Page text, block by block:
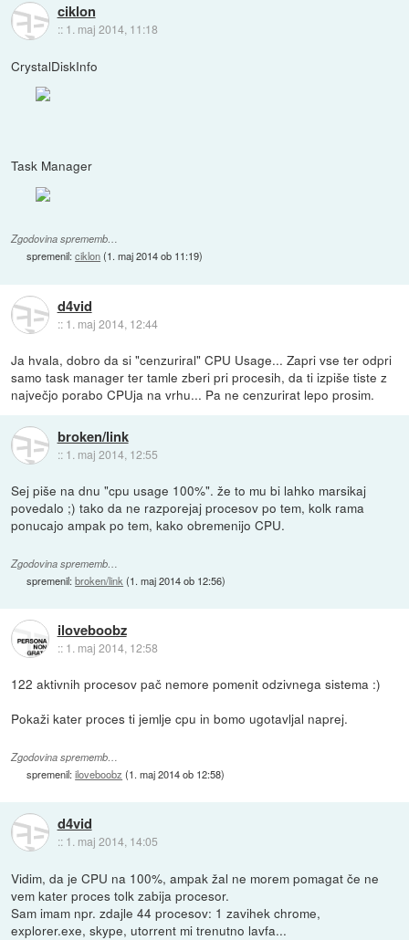
ciklon
:: 1. maj 2014, 11:18
CrystalDiskInfo
Task Manager
Zgodovina sprememb…
spremenil:ciklon(1. maj 2014 ob 11:19)
d4vid
:: 1. maj 2014, 12:44
Ja hvala, dobro da si "cenzuriral" CPU Usage... Zapri vse ter odpri
samo task manager ter tamle zberi pri procesih, da ti izpiše tiste z
največjo porabo CPUja na vrhu... Pa ne cenzurirat lepo prosim.
broken/link
:: 1. maj 2014, 12:55
Sej piše na dnu "cpu usage 100%". že to mu bi lahko marsikaj
povedalo ;) tako da ne razporejaj procesov po tem, kolk rama
ponucajo ampak po tem, kako obremenijo CPU.
Zgodovina sprememb…
spremenil:broken/link (1. maj 2014 ob 12:56)
iloveboobz
:: 1. maj 2014, 12:58
122 aktivnih procesov pač nemore pomenit odzivnega sistema :)
Pokaži kater proces ti jemlje cpu in bomo ugotavljal naprej.
Zgodovina sprememb…
spremenil:iloveboobz (1. maj 2014 ob 12:58)
d4vid
:: 1. maj 2014, 14:05
Vidim, da je CPU na 100%, ampak žal ne morem pomagat če ne
vem kater proces tolk zabija procesor.
Sam imam npr. zdajle 44 procesov: 1 zavihek chrome,
explorer.exe, skype, utorrent mi trenutno lavfa...